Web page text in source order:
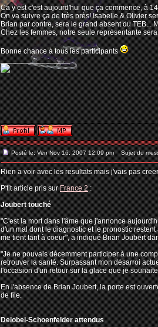
Ca y est c'est aujourd'hui que ça commence, à
On va suivre ça de très près! Isabelle & Olivier
Brian par contre, sera le grand absent du TEB...
Chez les femmes, notre seule représentante
Bonne chance à tous les participants
_________________
Posté le: Ven Nov 16, 2007 12:09 pm Sujet du
Rien a voir avec les resultats mais j'vais pas
P'tit article pris surFrance 2:
Joubert touché
"C'est la mort dans l'âme que j'annonce
d'un mal dont le diagnostic et le pronostic
me tient tant à coeur", a indiqué Brian Joubert
"Je ne pouvais décemment participer à une
retrouver la santé. Surpassant mon désarroi
l'occasion d'un retour sur la glace que je
En l'absence de Brian Joubert, la porte est
de file.
Delobel-Schoenfelder attendus